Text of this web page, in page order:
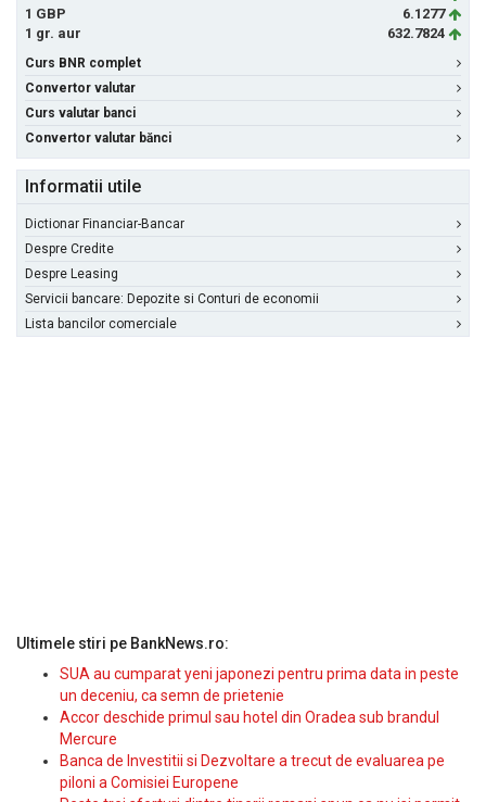
1 GBP
6.1277
1 gr. aur
632.7824
Curs BNR complet
Convertor valutar
Curs valutar banci
Convertor valutar bănci
Informatii utile
Dictionar Financiar-Bancar
Despre Credite
Despre Leasing
Servicii bancare: Depozite si Conturi de economii
Lista bancilor comerciale
Ultimele stiri pe BankNews.ro:
SUA au cumparat yeni japonezi pentru prima data in peste
un deceniu, ca semn de prietenie
Accor deschide primul sau hotel din Oradea sub brandul
Mercure
Banca de Investitii si Dezvoltare a trecut de evaluarea pe
piloni a Comisiei Europene